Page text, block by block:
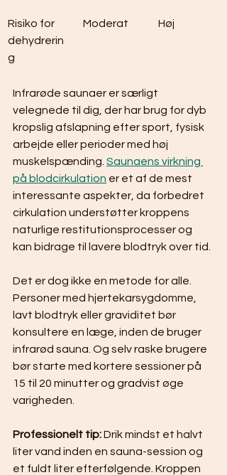
Risiko for
dehydrerin
g
Moderat Høj
Infrarøde saunaer er særligt
velegnede til dig, der har brug for dyb
kropslig afslapning efter sport, fysisk
arbejde eller perioder med høj
muskelspænding. Saunaens virkning
på blodcirkulation er et af de mest
interessante aspekter, da forbedret
cirkulation understøtter kroppens
naturlige restitutionsprocesser og
kan bidrage til lavere blodtryk over tid.
Det er dog ikke en metode for alle.
Personer med hjertekarsygdomme,
lavt blodtryk eller graviditet bør
konsultere en læge, inden de bruger
infrarød sauna. Og selv raske brugere
bør starte med kortere sessioner på
15 til 20 minutter og gradvist øge
varigheden.
Professionelt tip: Drik mindst et halvt
liter vand inden en sauna-session og
et fuldt liter efterfølgende. Kroppen